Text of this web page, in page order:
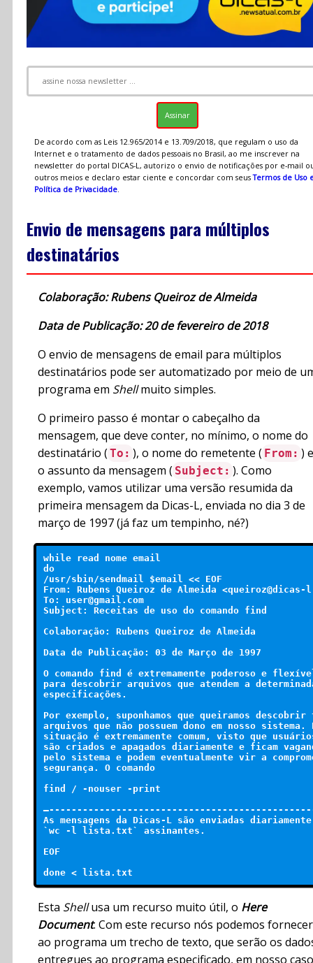
De acordo com as Leis 12.965/2014 e 13.709/2018, que regulam o uso da
Internet e o tratamento de dados pessoais no Brasil, ao me inscrever na
newsletter do portal DICAS-L, autorizo o envio de notificações por e-mail
outros meios e declaro estar ciente e concordar com seusTermos de Uso
Política de Privacidade.
Envio de mensagens para múltiplos
destinatários
Colaboração: Rubens Queiroz de Almeida
Data de Publicação: 20 de fevereiro de 2018
O envio de mensagens de email para múltiplos
destinatários pode ser automatizado por meio de
programa em Shellmuito simples.
O primeiro passo é montar o cabeçalho da
mensagem, que deve conter, no mínimo, o nome do
destinatário (To: ), o nome do remetente ( From: ) e
o assunto da mensagem ( Subject: ). Como
exemplo, vamos utilizar uma versão resumida da
primeira mensagem da Dicas-L, enviada no dia 3 de
março de 1997 (já faz um tempinho, né?)
while read nome email
do
/usr/sbin/sendmail $email << EOF
From: Rubens Queiroz de Almeida <queiroz@dicas-
To: user@gmail.com
Subject: Receitas de uso do comando find
Colaboração: Rubens Queiroz de Almeida
Data de Publicação: 03 de Março de 1997
O comando find é extremamente poderoso e
para descobrir arquivos que atendem a
especificações.
Por exemplo, suponhamos que queiramos descobrir
arquivos que não possuem dono em nosso sistema.
situação é extremamente comum, visto que
são criados e apagados diariamente e ficam
pelo sistema e podem eventualmente vir a
segurança. O comando
find / -nouser -print
As mensagens da Dicas-L são enviadas
`wc -l lista.txt` assinantes.
EOF
Esta Shellusa um recurso muito útil, o Here
Document. Com este recurso nós podemos fornecer
ao programa um trecho de texto, que serão os
entregues ao programa especificado, em nosso